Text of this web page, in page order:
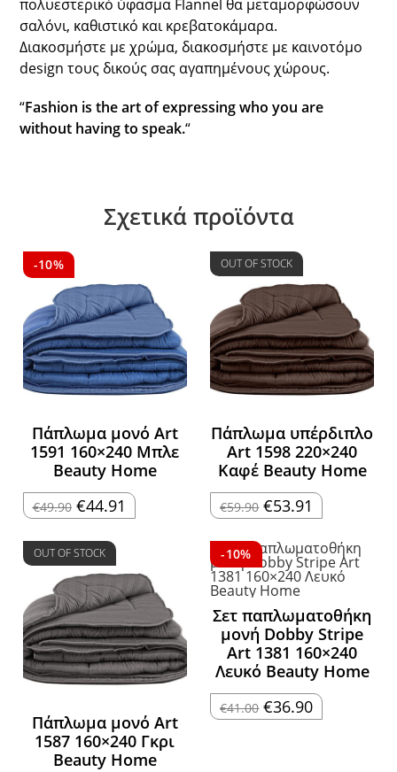
πολυεστερικό ύφασμα Flannel θα μεταμορφώσουν
σαλόνι, καθιστικό και κρεβατοκάμαρα.
Διακοσμήστε με χρώμα, διακοσμήστε με καινοτόμο
design τους δικούς σας αγαπημένους χώρους.
“Fashion is the art of expressing who you are
without having to speak.“
Σχετικά προϊόντα
-10%
Πάπλωμα μονό Art
1591 160×240 Μπλε
Beauty Home
€49.90 Original
price
€49.90.
€44.91 Η
τρέχουσα
OUT OF STOCK
Πάπλωμα υπέρδιπλο
Art 1598 220×240
Καφέ Beauty Home
€59.90 Original
price
€59.90.
€53.91 Η
τρέχουσα
είναι:
€53.91.
OUT OF STOCK
Πάπλωμα μονό Art
1587 160×240 Γκρι
Beauty Home
-10%
Σετ παπλωματοθήκη
μονή Dobby Stripe
Art 1381 160×240
Λευκό Beauty Home
€41.00 Original
price
€36.90Η
τρέχουσα